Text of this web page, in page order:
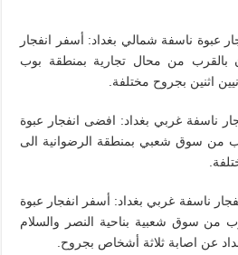
عبوة ناسفة شمالي بغداد: أسفر انفجار
بالقرب من محال تجارية بمنطقة بوب
اثنين بجروح مختلفة.
ناسفة غربي بغداد: افضى انفجار عبوة
من سوق شعبي بمنطقة الرضوانية الى
ناسفة غربي بغداد: أسفر انفجار عبوة
من سوق شعبية بناحية النصر والسلام
عن اصابة ثلاثة أشخاص بجروح.